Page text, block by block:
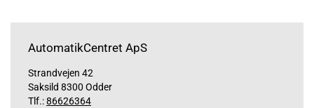
AutomatikCentret ApS
Strandvejen 42
Saksild 8300 Odder
Tlf.:86626364